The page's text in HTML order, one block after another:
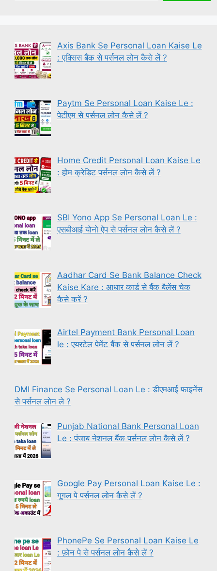
Axis Bank Se Personal Loan Kaise Le
: एक्सिस बैंक से पर्सनल लोन कैसे लें ?
Paytm Se Personal Loan Kaise Le :
पेटीएम से पर्सनल लोन कैसे लें ?
Home Credit Personal Loan Kaise Le
: होम क्रेडिट पर्सनल लोन कैसे लें ?
SBI Yono App Se Personal Loan Le :
एसबीआई योनो ऐप से पर्सनल लोन कैसे लें ?
Aadhar Card Se Bank Balance Check
Kaise Kare : आधार कार्ड से बैंक बैलेंस चेक
कैसे करें ?
Airtel Payment Bank Personal Loan
le : एयरटेल पेमेंट बैंक से पर्सनल लोन लें ?
DMI Finance Se Personal Loan Le : डीएमआई फाइनेंस
से पर्सनल लोन ले ?
Punjab National Bank Personal Loan
Le : पंजाब नेशनल बैंक पर्सनल लोन कैसे लें ?
Google Pay Personal Loan Kaise Le :
गूगल पे पर्सनल लोन कैसे लें ?
PhonePe Se Personal Loan Kaise Le
: फ़ोन पे से पर्सनल लोन कैसे लें ?